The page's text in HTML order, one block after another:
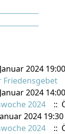
2024
Friedensgebet
2024
2024
::
2024
2024
::